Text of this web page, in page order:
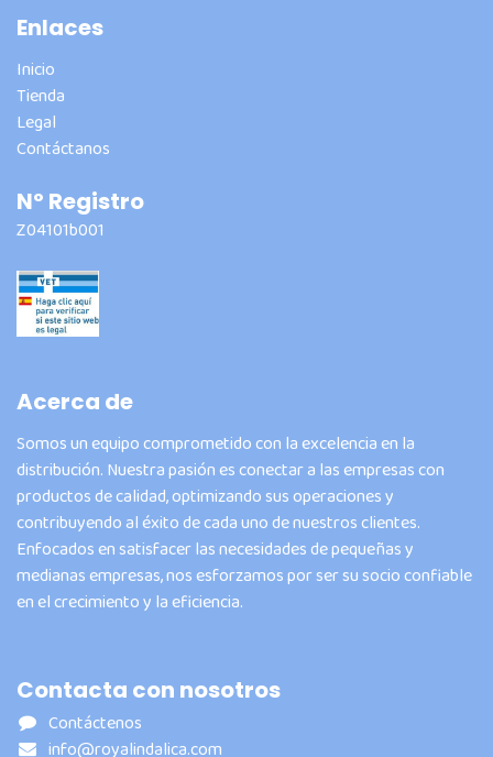
Enlaces
Inicio
Tienda
Legal
Contáctanos
Nº Registro
Z04101b001
Acerca de
Somos un equipo comprometido con la excelencia en la
distribución. Nuestra pasión es conectar a las empresas con
productos de calidad, optimizando sus operaciones y
contribuyendo al éxito de cada uno de nuestros clientes.
Enfocados en satisfacer las necesidades de pequeñas y
medianas empresas, nos esforzamos por ser su socio confiable
en el crecimiento y la eficiencia.
Contacta con nosotros
Contáctenos
info@royalindalica.com